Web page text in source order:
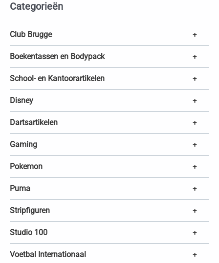
n
z
k
e
n
Categorieën
Club Brugge +
Boekentassen en Bodypack +
School- en Kantoorartikelen +
Disney +
Dartsartikelen +
Gaming +
Pokemon +
Puma +
Stripfiguren +
Studio 100 +
Voetbal Internationaal +